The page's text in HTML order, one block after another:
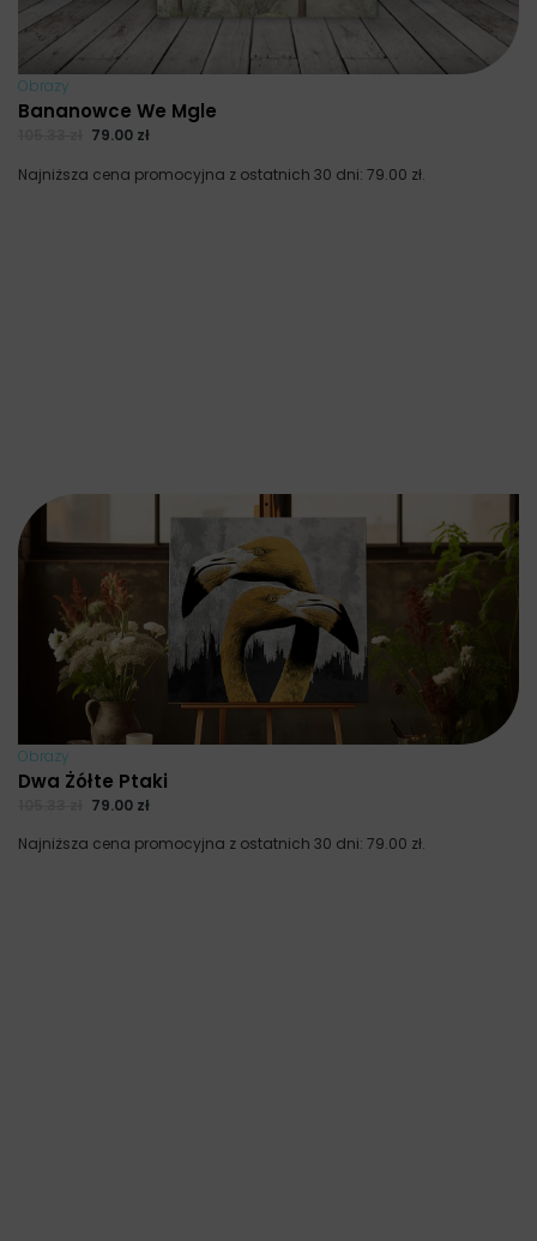
Obrazy
Bananowce We Mgle
79.00 zł
Najniższa cena promocyjna z ostatnich 30 dni: 79.00 zł.
Obrazy
Dwa Żółte Ptaki
79.00 zł
Najniższa cena promocyjna z ostatnich 30 dni: 79.00 zł.